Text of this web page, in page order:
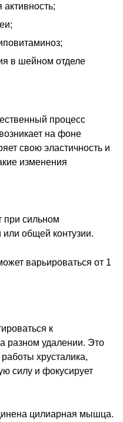
в шейном отделе
процесс
на фоне
свою эластичность и
изменения
при сильном
общей контузии.
варьироваться от 1
к
разном удалении. Это
хрусталика,
силу и фокусирует
цилиарная мышца.